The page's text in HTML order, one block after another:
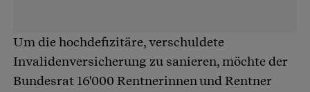
Um die hochdefizitäre, verschuldete
Invalidenversicherung zu sanieren, möchte der
Bundesrat 16'000 Rentnerinnen und Rentner